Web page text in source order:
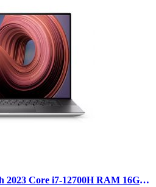
Dell XPS 9730 17 inch 2023 Core i7-12700H RAM 16GB SSD 512GB FHD+ RTX 4050